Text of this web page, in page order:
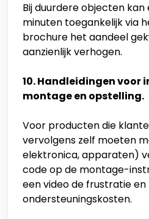
Bij duurdere objecten kan
minuten toegankelijk via
brochure het aandeel
aanzienlijk verhogen.
10. Handleidingen voor
montage en opstelling.
Voor producten die
vervolgens zelf moeten
elektronica, apparaten)
code op de montage-
een video de frustratie en
ondersteuningskosten.